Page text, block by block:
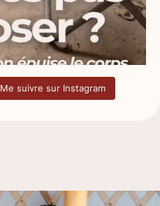
Me suivre sur Instagram